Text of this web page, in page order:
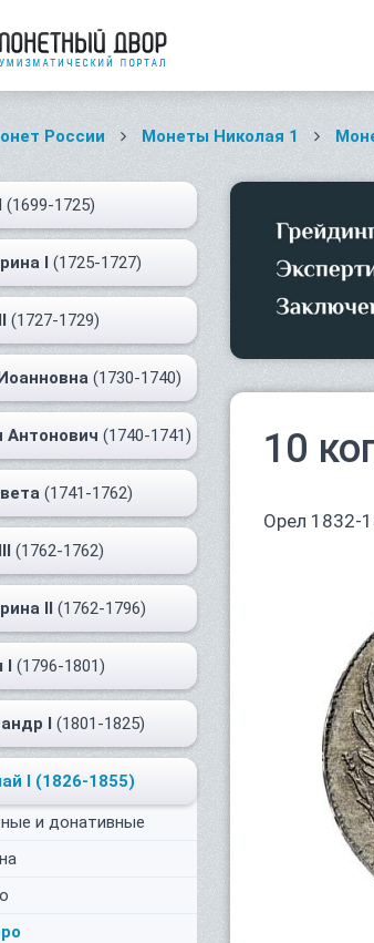
России Монеты Николая 1
(1699-1725)
I (1725-1727)
(1727-1729)
(1730-1740)
Антонович (1740-1741)
(1741-1762)
(1762-1762)
II (1762-1796)
I (1796-1801)
I (1801-1825)
I (1826-1855)
и донативные
10
Орел 1832-